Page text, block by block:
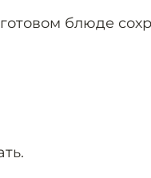
блюде